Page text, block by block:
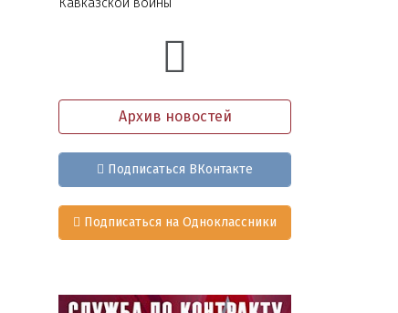
Архив новостей
Подписаться ВКонтакте
Подписаться на Одноклассники